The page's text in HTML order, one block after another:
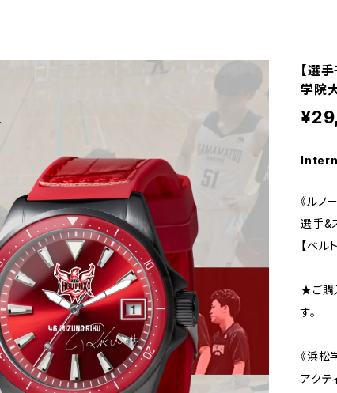
【選
学院
《ルノ
選手&
【ベル
★ご購
す。
《浜松
アクテ